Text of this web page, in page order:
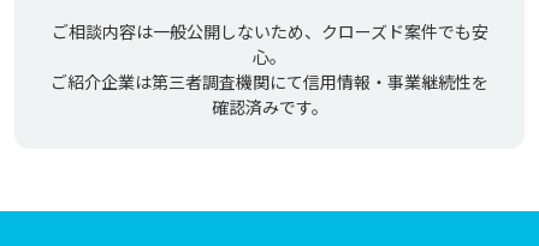
ご相談内容は一般公開しないため、クローズド案件でも安
心。
ご紹介企業は第三者調査機関にて信用情報・事業継続性を
確認済みです。